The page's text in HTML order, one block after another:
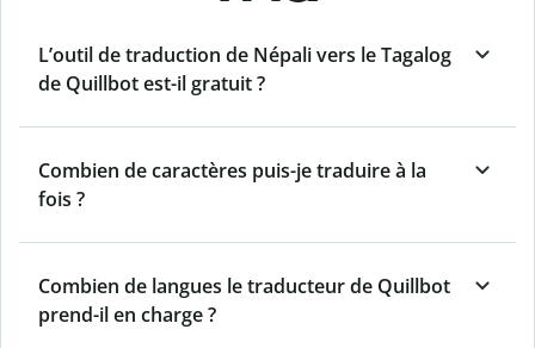
L’outil de traduction de Népali vers le Tagalog
de Quillbot est-il gratuit ?
Combien de caractères puis-je traduire à la
fois ?
Combien de langues le traducteur de Quillbot
prend-il en charge ?